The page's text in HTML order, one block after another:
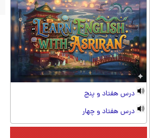
درس هفتاد و پنج
درس هفتاد و چهار